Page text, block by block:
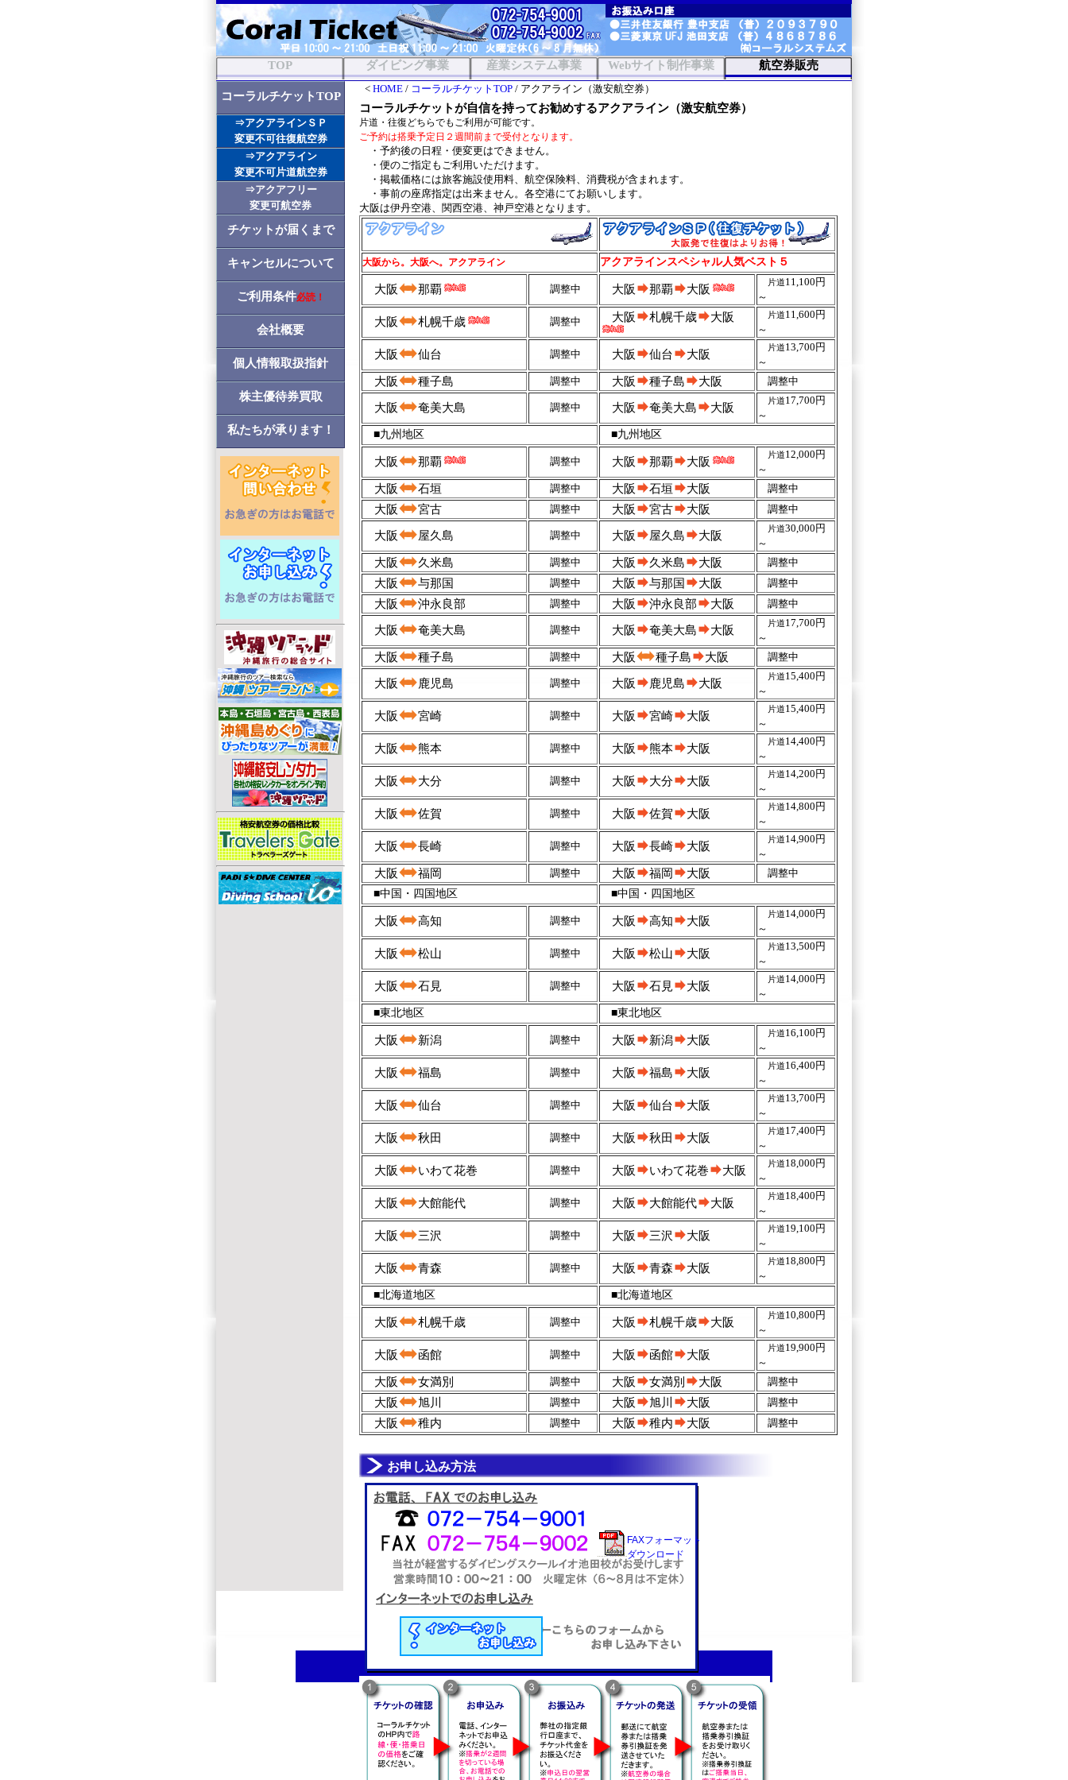
TOP ダイビング事業 産業システム事業 Webサイト制作事業 航空券販売
コーラルチケットTOP
⇒アクアラインＳＰ
変更不可往復航空券
⇒アクアライン
変更不可片道航空券
⇒アクアフリー
変更可航空券
チケットが届くまで
キャンセルについて
ご利用条件必読！
会社概要
個人情報取扱指針
株主優待券買取
私たちが承ります！
< HOME/ コーラルチケットTOP/ アクアライン（激安航空券）
コーラルチケットが自信を持ってお勧めするアクアライン（激安航空券）
片道・往復どちらでもご利用が可能です。
ご予約は搭乗予定日２週間前まで受付となります。
・予約後の日程・便変更はできません。
・便のご指定もご利用いただけます。
・掲載価格には旅客施設使用料、航空保険料、消費税が含まれます。
・事前の座席指定は出来ません。各空港にてお願いします。
大阪は伊丹空港、関西空港、神戸空港となります。
大阪から。大阪へ。アクアライン アクアラインスペシャル人気ベスト５
大阪 那覇 調整中 大阪 那覇 大阪
片道11,100円
～
大阪 札幌千歳 調整中 大阪 札幌千歳 大阪 片道11,600円
～
大阪 仙台 調整中 大阪 仙台 大阪
片道13,700円
～
大阪 種子島 調整中 大阪 種子島 大阪 調整中
大阪 奄美大島 調整中 大阪 奄美大島 大阪
片道17,700円
～
■九州地区
■九州地区
大阪 那覇 調整中 大阪 那覇 大阪
片道12,000円
～
大阪 石垣 調整中 大阪 石垣 大阪 調整中
大阪 宮古 調整中 大阪 宮古 大阪 調整中
大阪 屋久島 調整中 大阪 屋久島 大阪
片道30,000円
～
大阪 久米島 調整中 大阪 久米島 大阪 調整中
大阪 与那国 調整中 大阪 与那国 大阪 調整中
大阪 沖永良部 調整中 大阪 沖永良部 大阪 調整中
大阪 奄美大島 調整中 大阪 奄美大島 大阪
片道17,700円
～
大阪 種子島 調整中 大阪 種子島 大阪 調整中
大阪 鹿児島 調整中 大阪 鹿児島 大阪
片道15,400円
～
大阪 宮崎 調整中 大阪 宮崎 大阪
片道15,400円
～
大阪 熊本 調整中 大阪 熊本 大阪
片道14,400円
～
大阪 大分 調整中 大阪 大分 大阪
片道14,200円
～
大阪 佐賀 調整中 大阪 佐賀 大阪
片道14,800円
～
大阪 長崎 調整中 大阪 長崎 大阪
片道14,900円
～
大阪 福岡 調整中 大阪 福岡 大阪
調整中
■中国・四国地区
■中国・四国地区
大阪 高知 調整中 大阪 高知 大阪
片道14,000円
～
大阪 松山 調整中 大阪 松山 大阪
片道13,500円
～
大阪 石見 調整中 大阪 石見 大阪
片道14,000円
～
■東北地区
■東北地区
大阪 新潟 調整中 大阪 新潟 大阪
片道16,100円
～
大阪 福島 調整中 大阪 福島 大阪
片道16,400円
～
大阪 仙台 調整中 大阪 仙台 大阪
片道13,700円
～
大阪 秋田 調整中 大阪 秋田 大阪
片道17,400円
～
大阪 いわて花巻 調整中 大阪 いわて花巻 大阪
片道18,000円
～
大阪 大館能代 調整中 大阪 大館能代 大阪
片道18,400円
～
大阪 三沢 調整中 大阪 三沢 大阪
片道19,100円
～
大阪 青森 調整中 大阪 青森 大阪
片道18,800円
～
■北海道地区
■北海道地区
大阪 札幌千歳 調整中 大阪 札幌千歳 大阪
片道10,800円
～
大阪 函館 調整中 大阪 函館 大阪
片道19,900円
～
大阪 女満別 調整中 大阪 女満別 大阪 調整中
大阪 旭川 調整中 大阪 旭川 大阪 調整中
大阪 稚内 調整中 大阪 稚内 大阪 調整中
お申し込み方法
FAXフォーマット
ダウンロード